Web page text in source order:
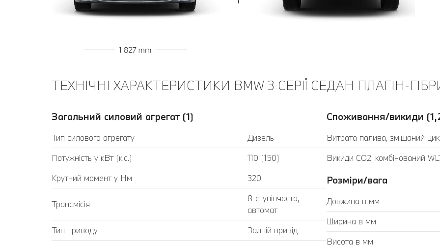
ТЕХНІЧНІ ХАРАКТЕРИСТИКИ BMW 3 СЕРІЇ СЕДАН ПЛАГІН-
Загальний силовий агрегат (1)
Тип силового агрегату
Дизель
Потужність у кВт (к.с.)
110 (150)
Крутний момент у Нм
320
Трансмісія
8-ступінчаста,
автомат
Тип приводу
Задній привід
Споживання/викиди
Витрата палива, змішаний
Викиди CO2, комбінований
Розміри/вага
Довжина в мм
Ширина в мм
Висота в мм